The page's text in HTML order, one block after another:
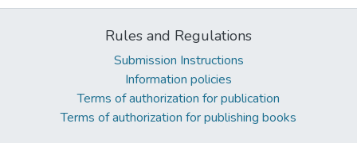
Rules and Regulations
Submission Instructions
Information policies
Terms of authorization for publication
Terms of authorization for publishing books